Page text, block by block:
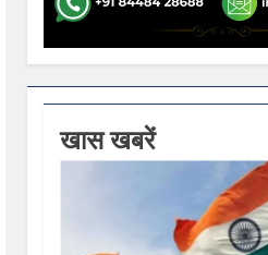
धूम
करोड़ की विकास परियोजनाओं की शुरुआत
करोड़ का बड़ा प्रावधान
खास खबरें